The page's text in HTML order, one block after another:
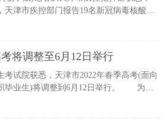
天津市疾控部门报告19名新冠病毒核酸检
将调整至6月12日举行
试院获悉，天津市2022年春季高考(面向
毕业生)将调整到6月12日举行。 为积